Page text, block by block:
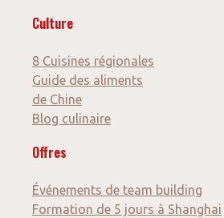
Culture
8 Cuisines régionales
Guide des aliments
de Chine
Blog culinaire
Offres
Événements de team building
Formation de 5 jours à Shanghai